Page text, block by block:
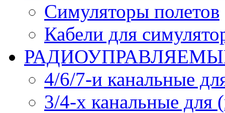
Симуляторы полетов
Кабели для
4/6/7-и канальные
3/4-х канальные